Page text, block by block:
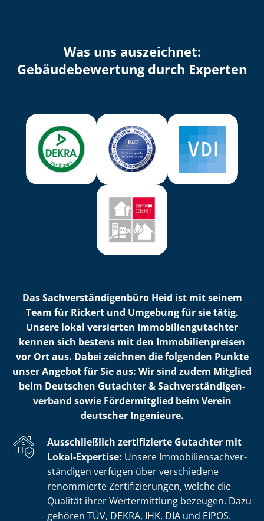
Was uns auszeichnet:
Ge­bäu­de­be­wer­tung durch Experten
Das Sach­ver­stän­di­gen­bü­ro Heid ist mit seinem
Team für Rickert und Umgebung für sie tätig.
Unsere lokal versierten Im­mo­bi­li­en­gut­ach­ter
kennen sich bestens mit den Im­mo­bi­li­en­prei­sen
vor Ort aus. Dabei zeichnen die folgenden Punkte
unser Angebot für Sie aus: Wir sind zudem Mitglied
beim Deutschen Gutachter & Sach­ver­stän­di­gen­
ver­band sowie Fördermitglied beim Verein
deutscher Ingenieure.
Ausschließlich zertifizierte Gutachter mit
Lokal-Expertise: Unsere Im­mo­bi­li­en­sach­ver­
stän­di­gen verfügen über verschiedene
renommierte Zer­ti­fi­zie­run­gen, welche die
Qualität ihrer Wertermittlung bezeugen. Dazu
gehören TÜV, DEKRA, IHK, DIA und EIPOS.